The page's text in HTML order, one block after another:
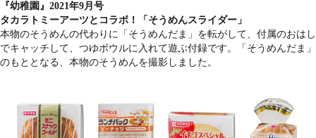
『幼稚園』2021年9月号
タカラトミーアーツとコラボ！「そうめんスライダー」
本物のそうめんの代わりに「そうめんだま」を転がして、付属のおはし
でキャッチして、つゆボウルに入れて遊ぶ付録です。「そうめんだま」
のもととなる、本物のそうめんを撮影しました。